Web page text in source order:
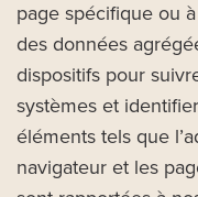
page spécifique ou
des données
dispositifs pour
systèmes et
éléments tels que
navigateur et les